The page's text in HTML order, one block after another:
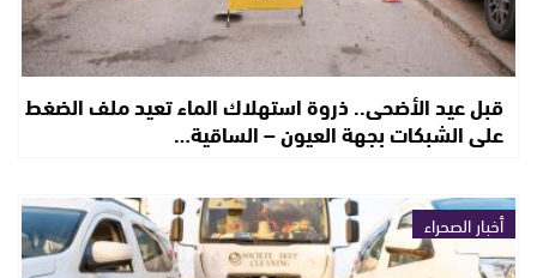
قبل عيد الأضحى.. ذروة استهلاك الماء تعيد ملف الضغط
على الشبكات بجهة العيون – الساقية…
أخبار الصحراء